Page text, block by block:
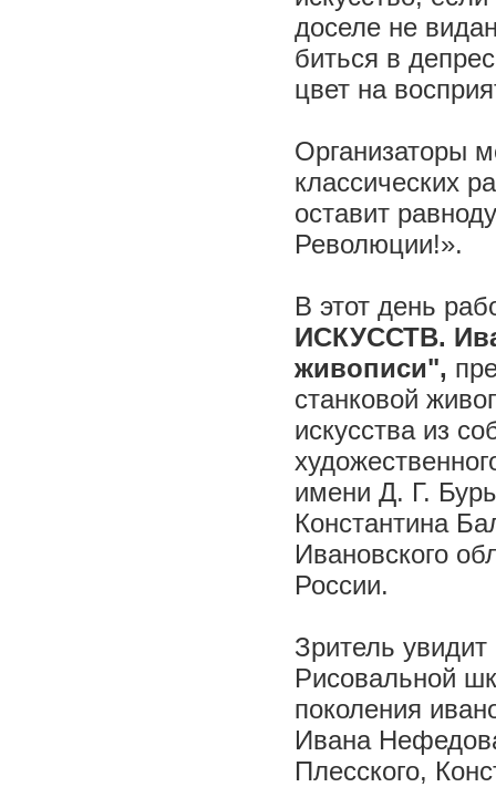
доселе не
биться в
цвет на
Организаторы
классических
оставит
Революции!».
В этот день
ИСКУССТВ.
живописи",
станковой
искусства из
имени Д. Г.
Константина
Ивановского
России.
Зритель увидит
Рисовальной
поколения
Ивана
Плесского,